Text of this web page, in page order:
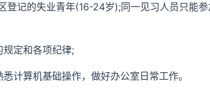
登记的失业青年(16-24岁);同一见习人员只能
定和各项纪律;
计算机基础操作，做好办公室日常工作。